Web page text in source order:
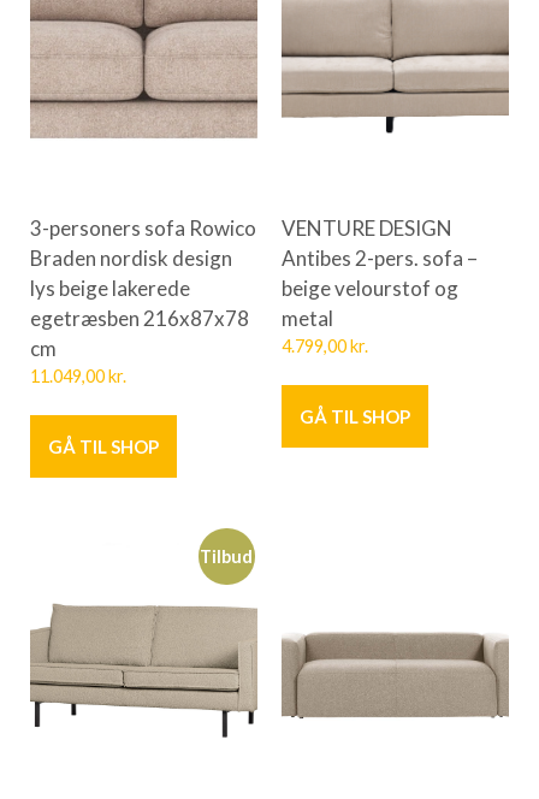
3-personers sofa Rowico
Braden nordisk design
lys beige lakerede
egetræsben 216x87x78
cm
11.049,00kr.
GÅ TIL SHOP
VENTURE DESIGN
Antibes 2-pers. sofa –
beige velourstof og
metal
4.799,00kr.
GÅ TIL SHOP
Tilbud